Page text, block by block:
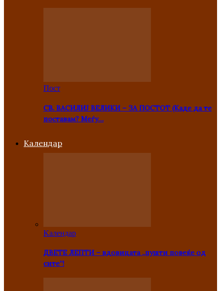
Пост
СВ. ВАСИЛИЈ ВЕЛИКИ – ЗА ПОСТОТ (Каде да те
поставам? Меѓу…
Kалендар
Kалендар
ДВЕТЕ ЛЕПТИ – вдовицата „пушти повеќе од
сите“!